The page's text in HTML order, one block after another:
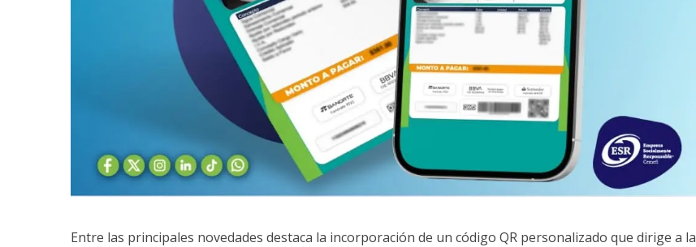
Entre las principales novedades destaca la incorporación de un código QR personalizado que dirige a la